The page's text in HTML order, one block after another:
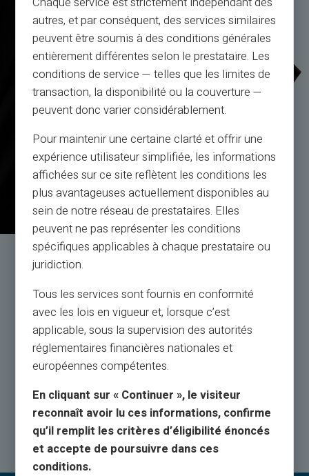
Service og support af
rigtige mennesker, ikke bots
Kundeservice på engelsk til din tjeneste med billet
24/24, via
telefon fra mandag til lørdag fra 9h til 18.30
Kontakt os
autres, et par conséquent, des services similaires
peuvent être soumis à des conditions générales
entièrement différentes selon le prestataire. Les
conditions de service — telles que les limites de
transaction, la disponibilité ou la couverture —
peuvent donc varier considérablement.
Pour maintenir une certaine clarté et offrir une
expérience utilisateur simplifiée, les informations
affichées sur ce site reflètent les conditions les
plus avantageuses actuellement disponibles au
sein de notre réseau de prestataires. Elles
peuvent ne pas représenter les conditions
spécifiques applicables à chaque prestataire ou
juridiction.
Tous les services sont fournis en conformité
avec les lois en vigueur et, lorsque c’est
applicable, sous la supervision des autorités
réglementaires financières nationales et
européennes compétentes.
En cliquant sur « Continuer », le visiteur
reconnaît avoir lu ces informations, confirme
qu’il remplit les critères d’éligibilité énoncés
et accepte de poursuivre dans ces
conditions.